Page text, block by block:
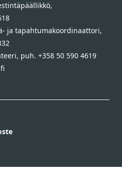
ja tapahtumakoordinaattori,
puh. +358 50 590 4619